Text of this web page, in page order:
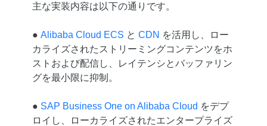
主な実装内容は以下の通りです。
● Alibaba Cloud ECS と CDN を活用し、ロー
カライズされたストリーミングコンテンツをホ
ストおよび配信し、レイテンシとバッファリン
グを最小限に抑制。
● SAP Business One on Alibaba Cloud をデプ
ロイし、ローカライズされたエンタープライズ